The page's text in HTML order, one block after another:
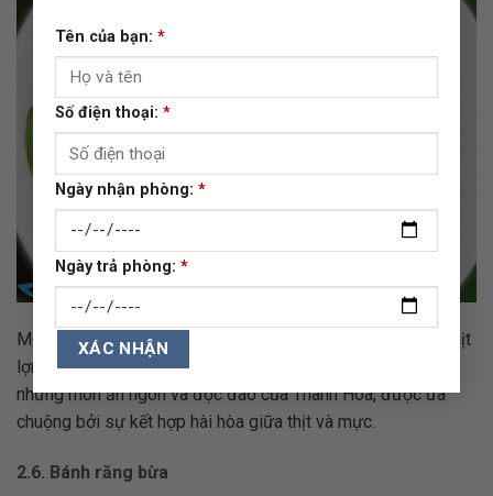
Tên của bạn: *
Số điện thoại: *
Ngày nhận phòng: *
Ngày trả phòng: *
Món ăn này có hương vị đậm đà, cay nhẹ, thịt mực mềm, thịt
lợn thơm ngon, mềm mại và ngọt ngào. Đây là một trong
những món ăn ngon và độc đáo của Thanh Hóa, được ưa
chuộng bởi sự kết hợp hài hòa giữa thịt và mực.
2.6. Bánh răng bừa